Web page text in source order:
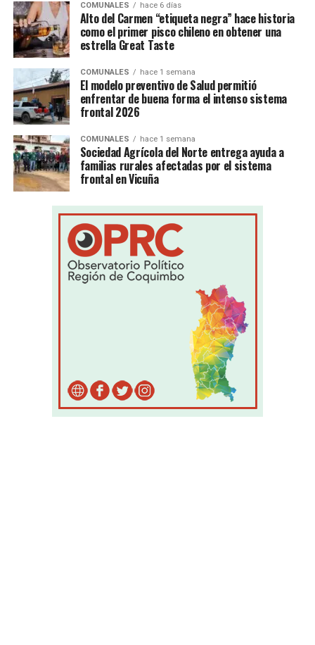
COMUNALES hace 6 días
Alto del Carmen “etiqueta negra” hace historia
como el primer pisco chileno en obtener una
estrella Great Taste
COMUNALES hace 1 semana
El modelo preventivo de Salud permitió
enfrentar de buena forma el intenso sistema
frontal 2026
COMUNALES hace 1 semana
Sociedad Agrícola del Norte entrega ayuda a
familias rurales afectadas por el sistema
frontal en Vicuña